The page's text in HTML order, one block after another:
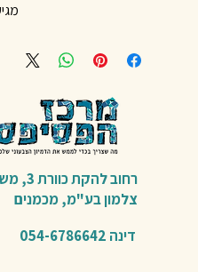
רחוב להקת כוורת 3,
צלמון בע"מ,מכמנים​
דינה 054-6786642